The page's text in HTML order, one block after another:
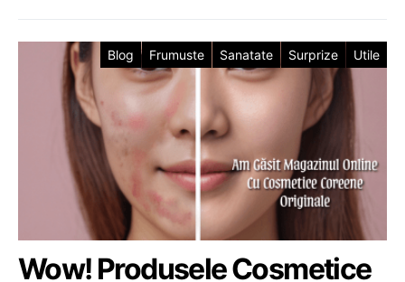
Blog Frumuste Sanatate Surprize Utile
Wow! Produsele Cosmetice